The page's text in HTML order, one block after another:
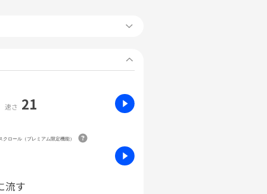
速さ 21
クロール（プレミアム限定機能）
流す